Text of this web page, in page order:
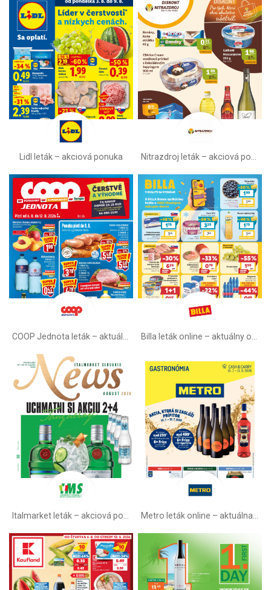
Lidl leták –⁠ akciová ponuka